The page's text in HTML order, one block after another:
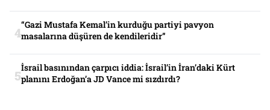
“Gazi Mustafa Kemal’in kurduğu partiyi pavyon
masalarına düşüren de kendileridir”
İsrail basınından çarpıcı iddia: İsrail’in İran’daki Kürt
planını Erdoğan’a JD Vance mi sızdırdı?